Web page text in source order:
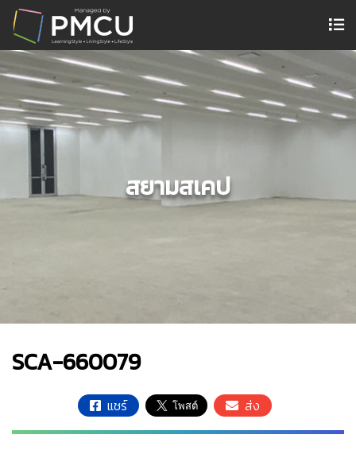
สยามสเคป
SCA-660079
แชร์ ส่ง